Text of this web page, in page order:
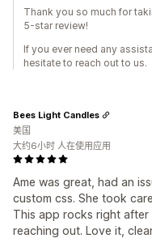
Thank you so much for
5-star review!
If you ever need any
hesitate to reach out to us.
Ame was great, had an
custom css. She took
This app rocks right
reaching out. Love it,
Bees Light Candles
美国
大约6小时 人在使用应用